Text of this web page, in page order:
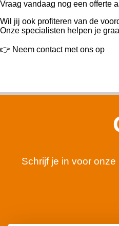
Vraag vandaag nog een offerte
Wil jij ook profiteren van de
Onze specialisten helpen je
👉 Neem contact met ons op
Schrijf je in voor